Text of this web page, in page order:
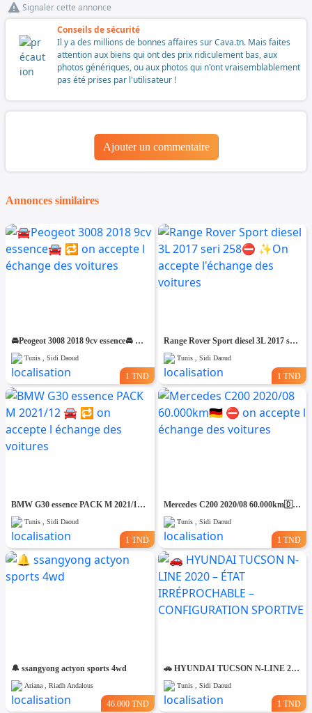
Signaler cette annonce
Conseils de sécurité
Il y a des millions de bonnes affaires sur Cava.tn. Mais faites
attention aux biens qui ont des prix ridiculement bas, aux
photos génériques, ou aux photos qui n'ont vraisemblablement
pas été prises par l'utilisateur !
Ajouter un commentaire
Annonces similaires
🚘Peogeot 3008 2018 9cv essence🚘 🔁 on accepte l échange des voitures
Tunis , Sidi Daoud
1 TND
Range Rover Sport diesel 3L 2017 seri 258⛔️ ✨️On accepte l'échange des voitures
Tunis , Sidi Daoud
1 TND
BMW G30 essence PACK M 2021/12 🚘 🔁 on accepte l échange des voitures
Tunis , Sidi Daoud
1 TND
Mercedes C200 2020/08 60.000km🇩🇪 ⛔️ on accepte l échange des voitures
Tunis , Sidi Daoud
1 TND
🔔 ssangyong actyon sports 4wd
Ariana , Riadh Andalous
46.000 TND
🚗 HYUNDAI TUCSON N-LINE 2020 – ÉTAT IRRÉPROCHABLE – CONFIGURATION SPORTIVE
Tunis , Sidi Daoud
1 TND